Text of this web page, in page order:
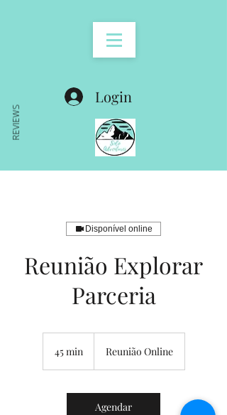
Login
Disponível online
Reunião Explorar
Parceria
45 min4
i
Reunião Online
Agendar
REVIEWS